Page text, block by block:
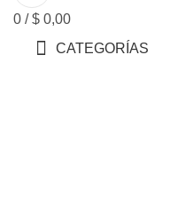
0 / $ 0,00
CATEGORÍAS